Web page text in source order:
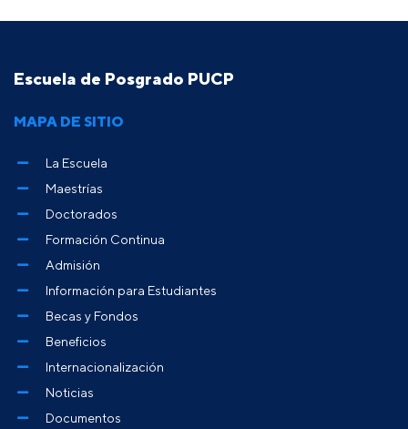
Escuela de Posgrado PUCP
MAPA DE SITIO
La Escuela
Maestrías
Doctorados
Formación Continua
Admisión
Información para Estudiantes
Becas y Fondos
Beneficios
Internacionalización
Noticias
Documentos